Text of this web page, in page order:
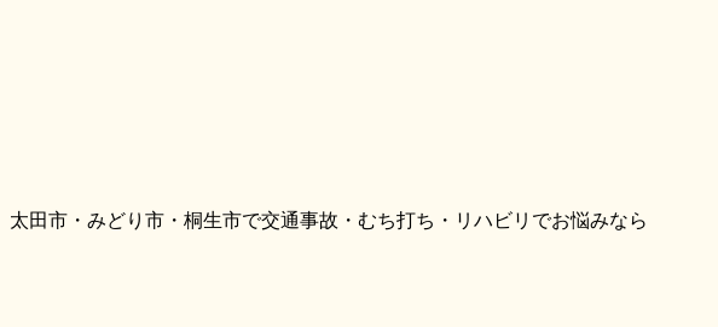
太田市・みどり市・桐生市で交通事故・むち打ち・リハビリでお悩みなら